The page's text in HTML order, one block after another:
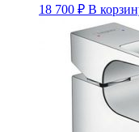
18 700 ₽ В